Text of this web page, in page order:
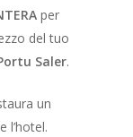
per
del tuo
Saler.
un
l’hotel.